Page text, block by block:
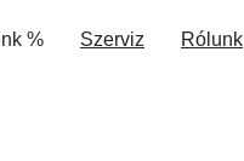
% Szerviz Rólunk